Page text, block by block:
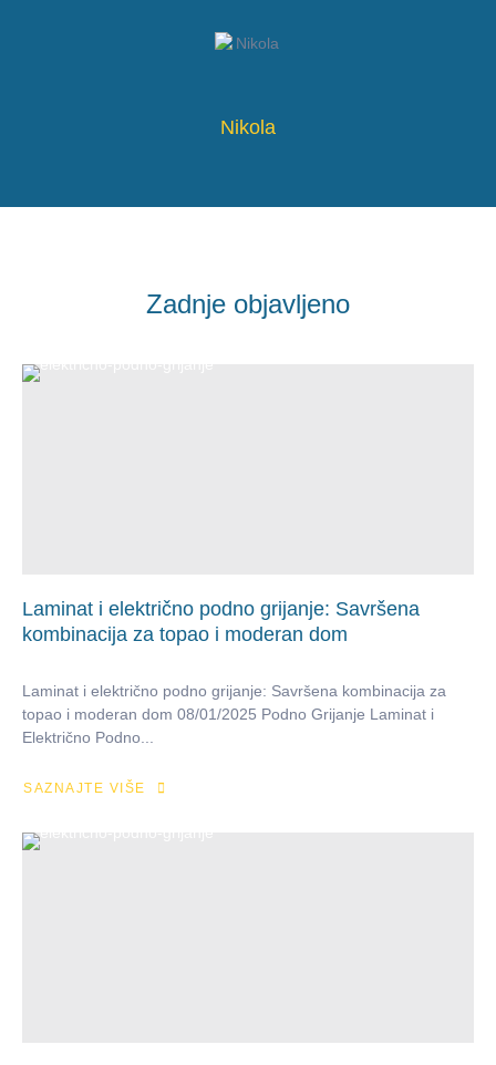
Nikola
Zadnje objavljeno
Laminat i električno podno grijanje: Savršena
kombinacija za topao i moderan dom
Laminat i električno podno grijanje: Savršena kombinacija za
topao i moderan dom 08/01/2025 Podno Grijanje Laminat i
Električno Podno...
SAZNAJTE VIŠE